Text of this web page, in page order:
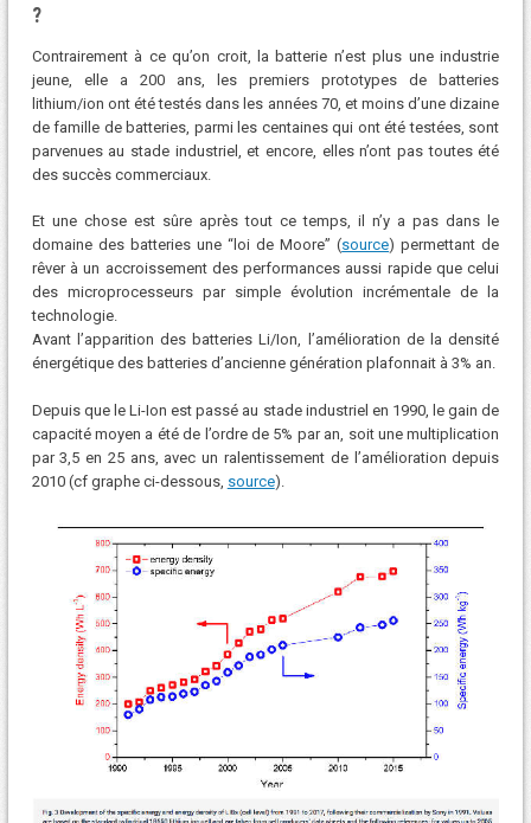
?
Contrairement à ce qu’on croit, la batterie n’est plus une industrie
jeune, elle a 200 ans, les premiers prototypes de batteries
lithium/ion ont été testés dans les années 70, et moins d’une dizaine
de famille de batteries, parmi les centaines qui ont été testées, sont
parvenues au stade industriel, et encore, elles n’ont pas toutes été
des succès commerciaux.
Et une chose est sûre après tout ce temps, il n’y a pas dans le
domaine des batteries une “loi de Moore” (source) permettant de
rêver à un accroissement des performances aussi rapide que celui
des microprocesseurs par simple évolution incrémentale de la
technologie.
Avant l’apparition des batteries Li/Ion, l’amélioration de la densité
énergétique des batteries d’ancienne génération plafonnait à 3% an.
Depuis que le Li-Ion est passé au stade industriel en 1990, le gain de
capacité moyen a été de l’ordre de 5% par an, soit une multiplication
par 3,5 en 25 ans, avec un ralentissement de l’amélioration depuis
2010 (cf graphe ci-dessous, source).